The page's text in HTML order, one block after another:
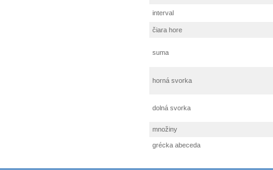
interval
čiara hore
suma
horná svorka
dolná svorka
množiny
grécka abeceda